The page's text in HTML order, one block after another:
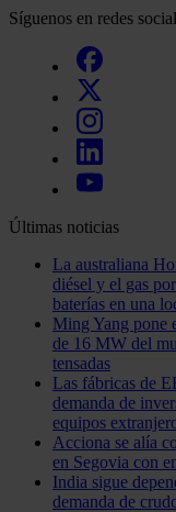
Síguenos en redes
Últimas noticias
La australiana
diésel y el gas
baterías en una
Ming Yang pone
de 16 MW del
tensadas
Las fábricas de
demanda de
equipos
Acciona se alía
en Segovia con
India sigue
demanda de